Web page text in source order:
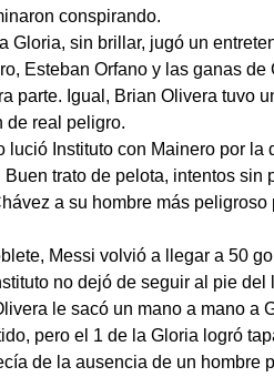
conspirando.
Gloria, sin brillar, jugó un
Esteban Orfano y las ganas de
parte. Igual, Brian Olivera tuvo
de real peligro.
lució Instituto con Mainero por la
trato de pelota, intentos sin
a su hombre más peligroso
Messi volvió a llegar a 50
no dejó de seguir al pie
le sacó un mano a mano a
pero el 1 de la Gloria logró
de la ausencia de un hombre